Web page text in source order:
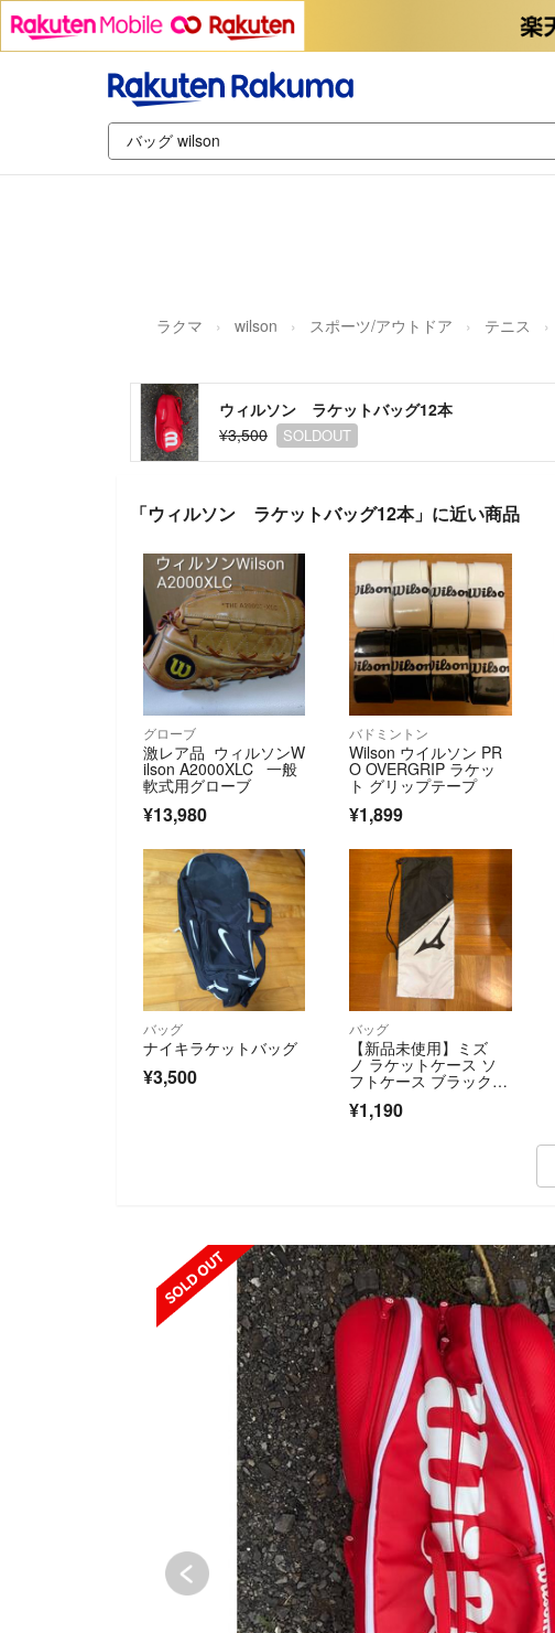
ラクマ wilson スポーツ/アウトドア テニス
ウィルソン ラケットバッグ12本
¥3,500
SOLDOUT
「ウィルソン ラケットバッグ12本」に近い商品
グローブ
激レア品 ウィルソンW
ilson A2000XLC 一般
軟式用グローブ
¥13,980
バドミントン
Wilson ウイルソン PR
O OVERGRIP ラケッ
ト グリップテープ
¥1,899
バッグ
ナイキラケットバッグ
¥3,500
バッグ
【新品未使用】ミズ
ノ ラケットケース ソ
フトケース ブラック×
¥1,190
SOLD OUT